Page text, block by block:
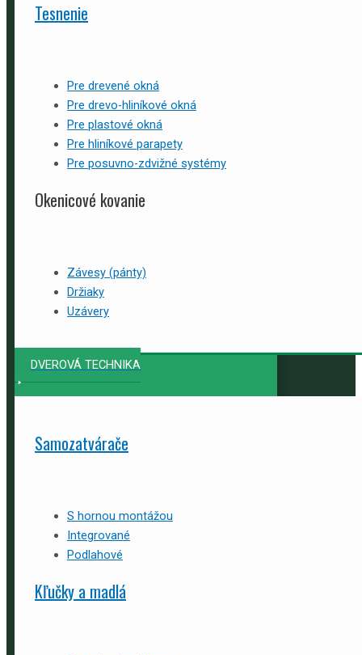
Tesnenie
Pre drevené okná
Pre drevo-hliníkové okná
Pre plastové okná
Pre hliníkové parapety
Pre posuvno-zdvižné systémy
Okenicové kovanie
Závesy (pánty)
Držiaky
Uzávery
DVEROVÁ TECHNIKA
Samozatvárače
S hornou montážou
Integrované
Podlahové
Kľučky a madlá